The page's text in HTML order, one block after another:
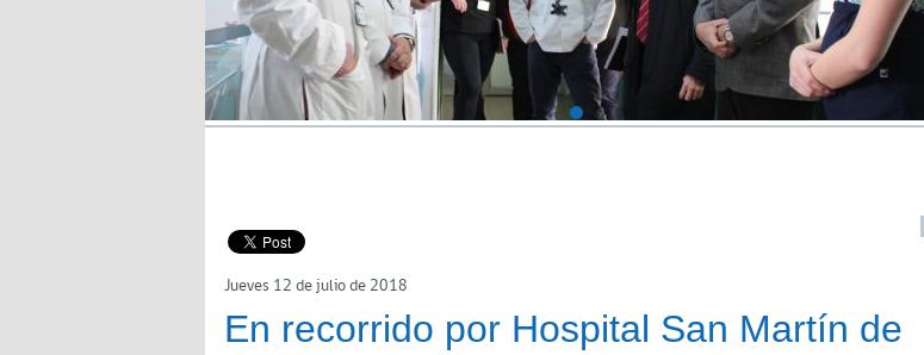
Jueves 12 de julio de 2018
En recorrido por Hospital San Martín de